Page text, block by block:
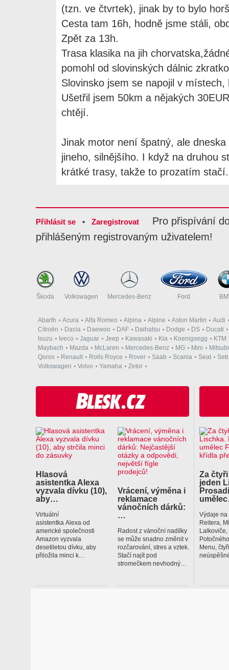
(tzn. ve čtvrtek), jinak by to bylo
Cesta tam 16h, hodně jsme stáli,
Zpět za 13h.
Trasa klasika na jih
pomohl od slovinských dálnic
Slovinsko jsem se napojil v
Ušetřil jsem 50km a nějakých
chtějí.
Jinak motor není špatný, ale
jineho, silnějšího. I když na druhou
krátké trasy, takže to prozatím stačí.
Přihlásit se • Zaregistrovat
Pro přispívání
přihlášeným registrovaným uživatelem!
Škoda Volkswagen Mercedes-Benz Ford
Abarth Acura Alfa Romeo Alpina Alpine Aston Martin
Audi
Citroën
Dacia Daewoo DAF Daihatsu Dodge DS
Ducati
Isuzu
Iveco Jaguar Jeep Kawasaki Kia Koenigsegg
KTM
Maybach
Mazda McLaren Mercedes-Benz MG Mini
Qoros
Renault Rolls Royce Rover Saab Scania Seat
Volkswagen
Volvo Yamaha Zetor
Hlasová
asistentka Alexa
vyzvala dívku (10),
aby…
Virtuální
asistentka Alexa od
americké společnosti
Amazon vyzvala
desetiletou dívku, aby
přiložila minci k…
Vrácení, výměna i
reklamace
vánočních dárků:
…
Radost z vánoční nadílky
se může snadno změnit v
rozčarování, stres a vztek.
Stačí najít pod
stromečkem nevhodný…
Za
jeden
Výdaje na
Reitera,
Menu,